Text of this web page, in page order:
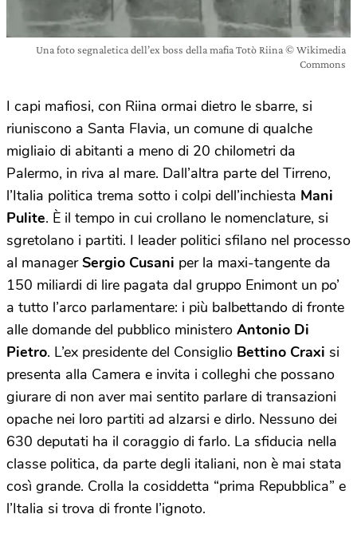
Una foto segnaletica dell’ex boss della mafia Totò Riina © Wikimedia
Commons
I capi mafiosi, con Riina ormai dietro le sbarre, si
riuniscono a Santa Flavia, un comune di qualche
migliaio di abitanti a meno di 20 chilometri da
Palermo, in riva al mare. Dall’altra parte del Tirreno,
l’Italia politica trema sotto i colpi dell’inchiesta Mani
Pulite. È il tempo in cui crollano le nomenclature, si
sgretolano i partiti. I leader politici sfilano nel processo
al managerSergio Cusani per la maxi-tangente da
150 miliardi di lire pagata dal gruppo Enimont un po’
a tutto l’arco parlamentare: i più balbettando di fronte
alle domande del pubblico ministero Antonio Di
Pietro. L’ex presidente del Consiglio Bettino Craxi si
presenta alla Camera e invita i colleghi che possano
giurare di non aver mai sentito parlare di transazioni
opache nei loro partiti ad alzarsi e dirlo. Nessuno dei
630 deputati ha il coraggio di farlo. La sfiducia nella
classe politica, da parte degli italiani, non è mai stata
così grande. Crolla la cosiddetta “prima Repubblica” e
l’Italia si trova di fronte l’ignoto.